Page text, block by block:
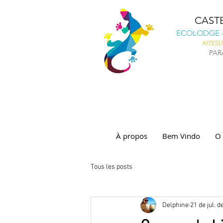
ECOLODGE
À propos Bem Vindo O
Tous les posts
Delphine 21 de jul.